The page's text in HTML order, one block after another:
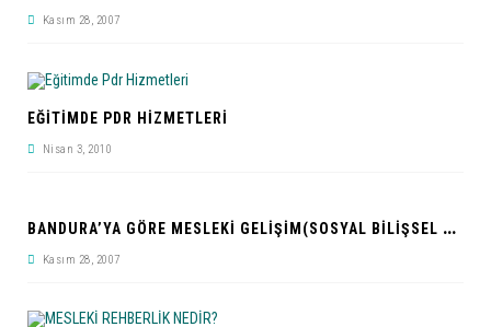
Kasım 28, 2007
EĞITIMDE PDR HIZMETLERI
Nisan 3, 2010
B
ANDURA’YA GÖRE MESLEKI GELIŞIM(SOSYAL BILIŞSEL KURAM)
Kasım 28, 2007